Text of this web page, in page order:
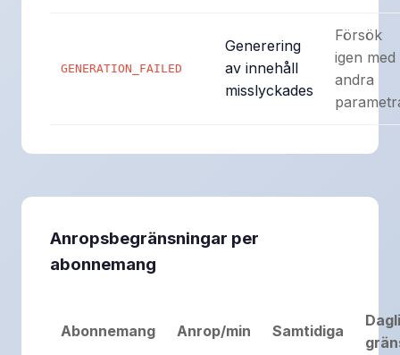
GENERATION_FAILED
Generering
av innehåll
misslyckades
Försök
igen med
andra
Anropsbegränsningar per
abonnemang
Abonnemang Anrop/min Samtidiga